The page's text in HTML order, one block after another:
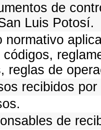
de
Luis Potosí.
normativo
reglas de
recibidos
de